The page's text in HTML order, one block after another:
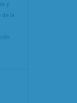
y
de la